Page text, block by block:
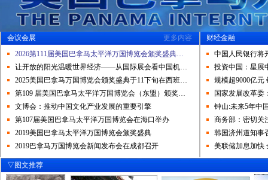
会议会展
更多内容
2026第111届美国巴拿马太平洋万国博览会颁奖盛典…
让开放的阳光温暖世界经济——从国际展会看中国机…
2025美国巴拿马万国博览会颁奖盛典于11下旬在西班…
第109 届美国巴拿马太平洋万国博览会（东盟）颁奖…
文博会：推动中国文化产业发展的重要引擎
第107届美国巴拿马太平洋万国博览会在海口举办
2019美国巴拿马太平洋万国博览会颁奖盛典
2019巴拿马万国博览会新闻发布会在成都召开
财经金融
中国人民银行将
投资中国：星展
规模超9000亿元
国家发展改革
钟山:未来5年中
商务部：密切关
韩国济州道知事
美联储加息加快
▽图文推荐